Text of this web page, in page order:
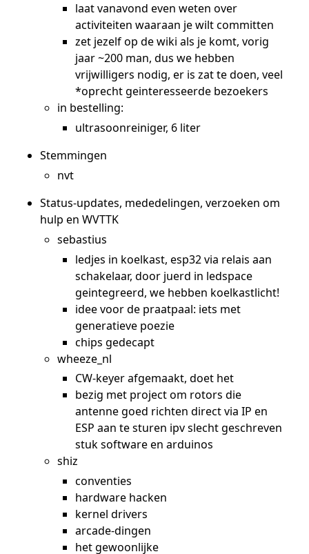
laat vanavond even weten over
activiteiten waaraan je wilt committen
zet jezelf op de wiki als je komt, vorig
jaar ~200 man, dus we hebben
vrijwilligers nodig, er is zat te doen, veel
*oprecht geinteresseerde bezoekers
in bestelling:
ultrasoonreiniger, 6 liter
Stemmingen
nvt
Status-updates, mededelingen, verzoeken om
hulp en WVTTK
sebastius
ledjes in koelkast, esp32 via relais aan
schakelaar, door juerd in ledspace
geintegreerd, we hebben koelkastlicht!
idee voor de praatpaal: iets met
generatieve poezie
chips gedecapt
wheeze_nl
CW-keyer afgemaakt, doet het
bezig met project om rotors die
antenne goed richten direct via IP en
ESP aan te sturen ipv slecht geschreven
stuk software en arduinos
shiz
conventies
hardware hacken
kernel drivers
arcade-dingen
het gewoonlijke